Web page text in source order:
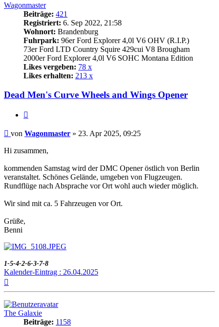
Wagonmaster
Beiträge: 421
Registriert: 6. Sep 2022, 21:58
Wohnort: Brandenburg
Fuhrpark: 96er Ford Explorer 4,0l V6 OHV (R.I.P.)
73er Ford LTD Country Squire 429cui V8 Brougham
2000er Ford Explorer 4,0l V6 SOHC Montana Edition
Likes vergeben: 78 x
Likes erhalten: 213 x
Dead Men's Curve Wheels and Wings Opener
Beitrag
von Wagonmaster » 23. Apr 2025, 09:25
Hi zusammen,
kommenden Samstag wird der DMC Opener östlich von Berlin
veranstaltet. Schönes Gelände, umgeben von Flugzeugen.
Rundflüge nach Absprache vor Ort wohl auch wieder möglich.
Wir sind mit ca. 5 Fahrzeugen vor Ort.
Grüße,
Benni
1-5-4-2-6-3-7-8
Kalender-Eintrag : 26.04.2025
The Galaxie
Beiträge: 1158